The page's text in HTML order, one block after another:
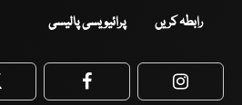
رابطہ کریں پرائیویسی پالیسی
Facebook